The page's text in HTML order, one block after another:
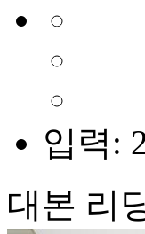
입력:
대본 리